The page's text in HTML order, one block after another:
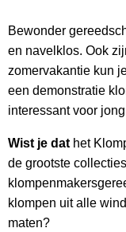
Bewonder
en navelklos. Ook
zomervakantie kun
een demonstratie
interessant voor
Wist je dat het
de grootste
klompen uit alle
maten?